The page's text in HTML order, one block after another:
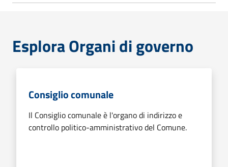
Esplora Organi di governo
Consiglio comunale
Il Consiglio comunale è l'organo di indirizzo e
controllo politico-amministrativo del Comune.